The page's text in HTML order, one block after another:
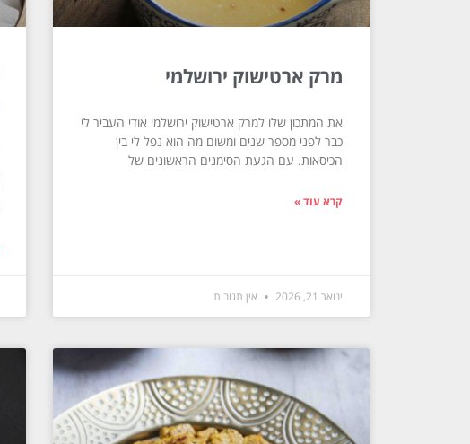
מרק ארטישוק ירושלמי
את המתכון שלו למרק ארטישוק ירושלמי אודי העביר לי
כבר לפני מספר שנים ומשום מה הוא נפל לי בין
הכיסאות. עם הגעת הסימנים הראשונים של
קרא עוד »
ינואר 21, 2026 אין תגובות